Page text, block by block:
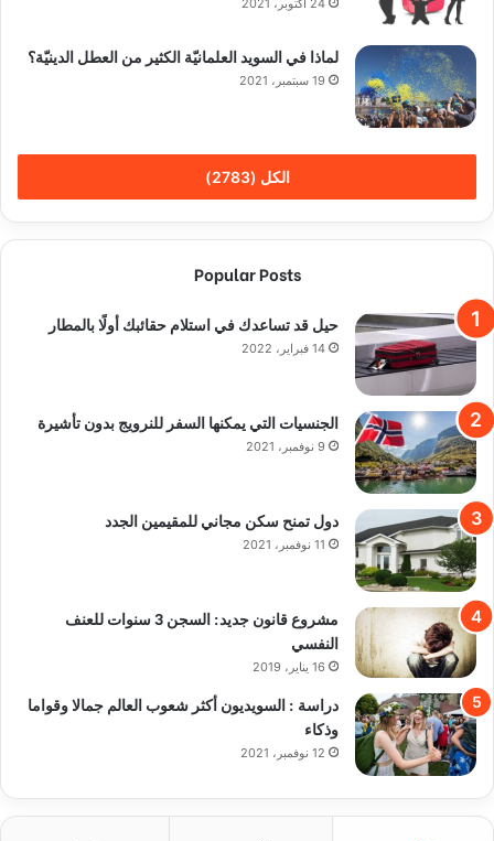
لماذا في السويد العلمانيّة الكثير من العطل الدينيّة؟
19 سبتمبر، 2021
الكل (2783)
Popular Posts
حيل قد تساعدك في استلام حقائبك أولًا بالمطار
14 فبراير، 2022
الجنسيات التي يمكنها السفر للنرويج بدون تأشيرة
9 نوفمبر، 2021
دول تمنح سكن مجاني للمقيمين الجدد
11 نوفمبر، 2021
مشروع قانون جديد: السجن 3 سنوات للعنف
النفسي
16 يناير، 2019
دراسة : السويديون أكثر شعوب العالم جمالا وقواما
وذكاء
12 نوفمبر، 2021